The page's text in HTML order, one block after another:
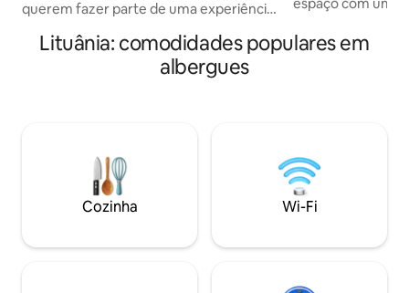
querem fazer parte de uma experiência
maximizar a cidade durante o dia e
aproveitar a noite quando a visão
Estacionamento gratuito para bicicletas
Depósito de bagagens gratuito após o
check-out Mapas gratuitos da cidade e
livro guia Cozinha totalmente abastecida
a sua estadia agradável ! É um albergue!
um quarto
banheiros
100m do supermercado *
limpeza *
Bistrô de almoço
feira, das 11h às
semana, no
Lituânia: comodidades populares em
albergues
Cozinha Wi-Fi